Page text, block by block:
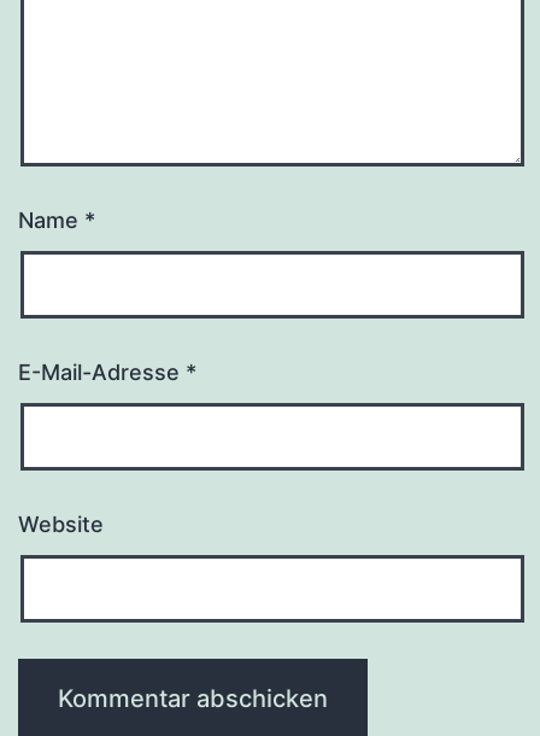
Name *
E-Mail-Adresse *
Website